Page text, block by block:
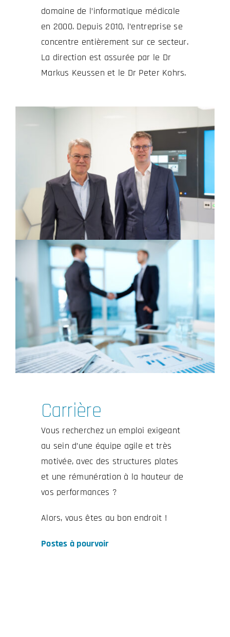
domaine de l’informatique médicale
en 2000. Depuis 2010, l’entreprise se
concentre entièrement sur ce secteur.
La direction est assurée par le Dr
Markus Keussen et le Dr Peter Kohrs.
Carrière
Vous recherchez un emploi exigeant
au sein d’une équipe agile et très
motivée, avec des structures plates
et une rémunération à la hauteur de
vos performances ?
Alors, vous êtes au bon endroit !
Postes à pourvoir